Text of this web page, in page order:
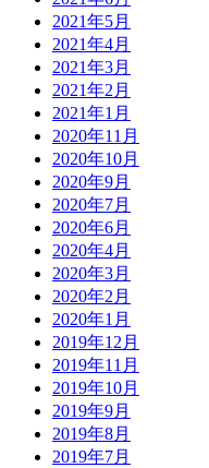
2021年5月
2021年4月
2021年3月
2021年2月
2021年1月
2020年11月
2020年10月
2020年9月
2020年7月
2020年6月
2020年4月
2020年3月
2020年2月
2020年1月
2019年12月
2019年11月
2019年10月
2019年9月
2019年8月
2019年7月